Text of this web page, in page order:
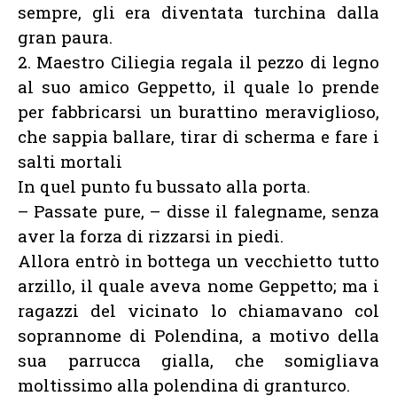
sempre, gli era diventata turchina dalla
gran paura.
2. Maestro Ciliegia regala il pezzo di legno
al suo amico Geppetto, il quale lo prende
per fabbricarsi un burattino meraviglioso,
che sappia ballare, tirar di scherma e fare i
salti mortali
In quel punto fu bussato alla porta.
– Passate pure, – disse il falegname, senza
aver la forza di rizzarsi in piedi.
Allora entrò in bottega un vecchietto tutto
arzillo, il quale aveva nome Geppetto; ma i
ragazzi del vicinato lo chiamavano col
soprannome di Polendina, a motivo della
sua parrucca gialla, che somigliava
moltissimo alla polendina di granturco.